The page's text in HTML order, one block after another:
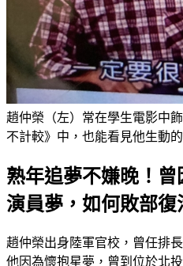
趙仲榮（左）常在學生電影中
不計較》中，也能看見他生動
熟年追夢不嫌晚！
演員夢，如何敗部復
趙仲榮出身陸軍官校，曾任排
他因為懷抱星夢，曾到位於北